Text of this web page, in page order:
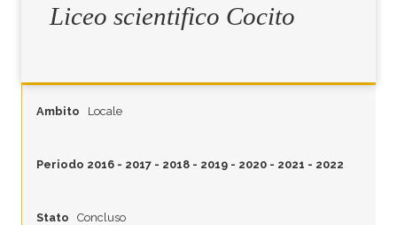
Liceo scientifico Cocito
Ambito Locale
Periodo 2016 - 2017 - 2018 - 2019 - 2020 - 2021 - 2022
Stato Concluso